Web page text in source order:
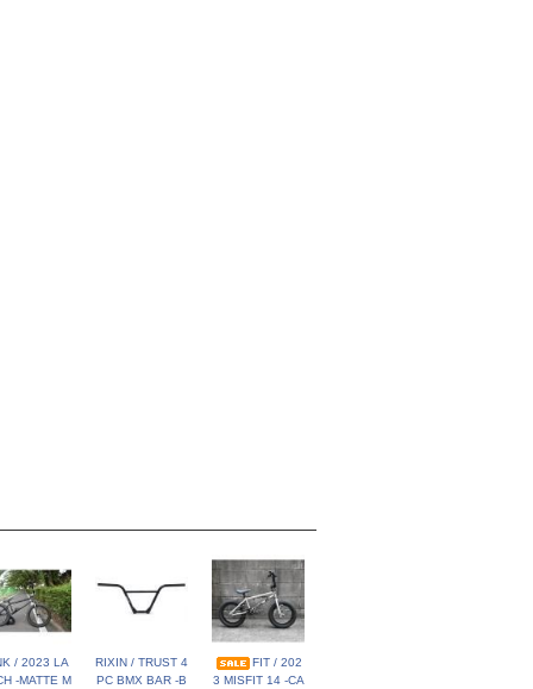
/ 2023 LA
-MATTE M
RIXIN / TRUST 4
PC BMX BAR -B
FIT / 202
3 MISFIT 14 -CA